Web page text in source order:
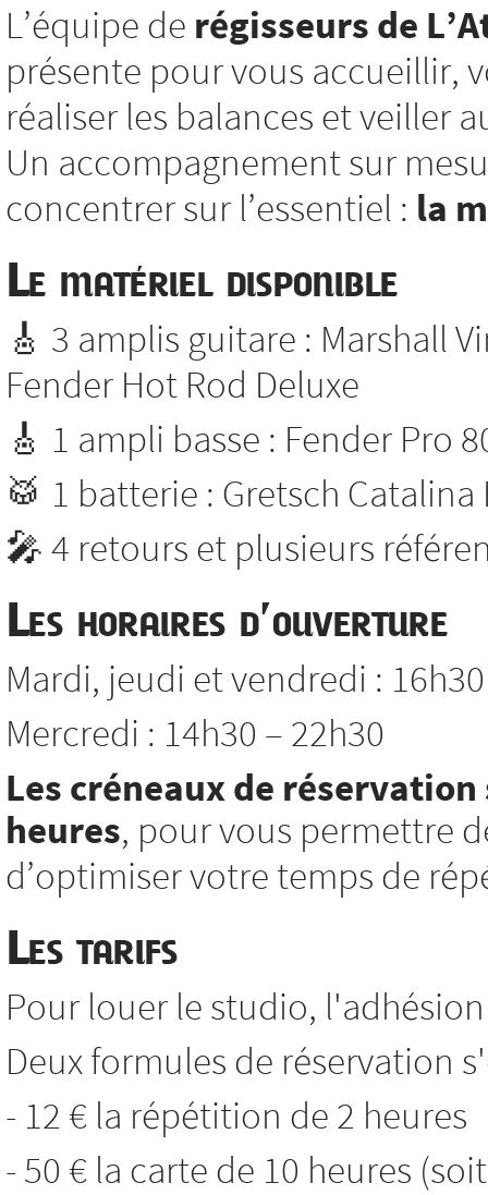
L’équipe de régisseurs de
présente pour vous accueillir,
réaliser les balances et veiller
Un accompagnement sur
concentrer sur l’essentiel : la
Le matériel disponible
🎸 3 amplis guitare : Marshall
Fender Hot Rod Deluxe
🎸 1 ampli basse : Fender Pro
🥁 1 batterie : Gretsch Catalina
🎤 4 retours et plusieurs
Les horaires d’ouverture
Mardi, jeudi et vendredi :
Mercredi : 14h30 – 22h30
Les créneaux de
heures, pour vous permettre
d’optimiser votre temps de
Les tarifs
Pour louer le studio,
Deux formules de réservation
- 12 € la répétition de 2 heures
- 50 € la carte de 10 heures